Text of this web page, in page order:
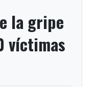
la gripe
víctimas